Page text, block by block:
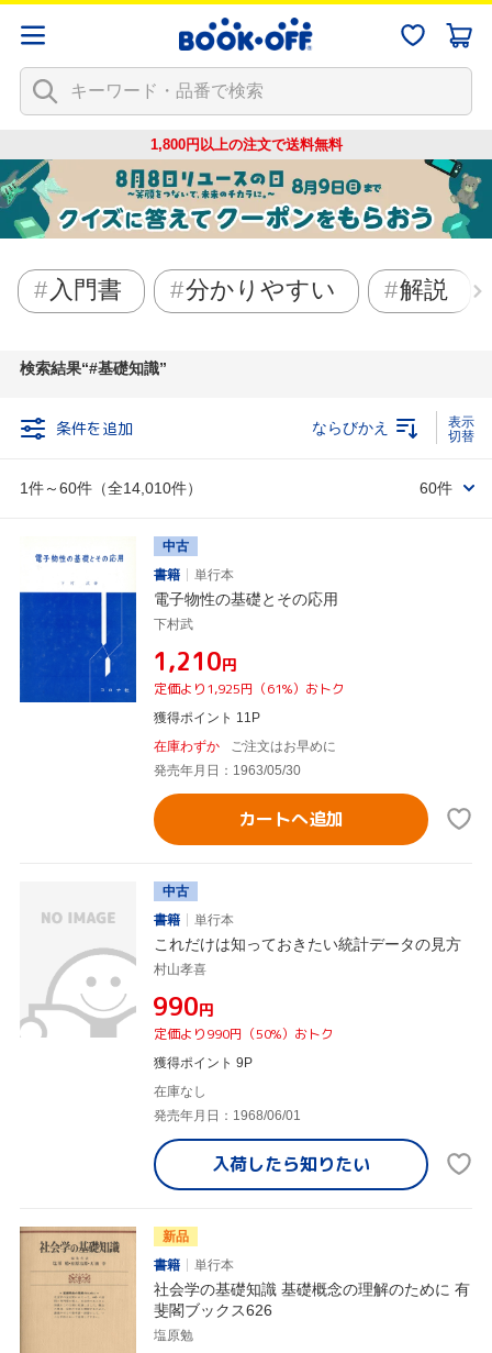
1,800円以上の注文で送料無料
入門書 分かりやすい 解説
検索結果 #基礎知識
条件を追加
1件～60件（全14,010件）
ならびかえ
60件
中古
書籍
単行本
電子物性の基礎とその応用
下村武
¥1,210円
定価より1,925円（61%）おトク
獲得ポイント 11P
在庫わずか
ご注文はお早めに
発売年月日：1963/05/30
カートへ追加
中古
書籍
単行本
これだけは知っておきたい統計データの見方
村山孝喜
¥990円
定価より990円（50%）おトク
獲得ポイント 9P
在庫なし
発売年月日：1968/06/01
入荷したら知りたい
新品
書籍
単行本
社会学の基礎知識 基礎概念の理解のために 有
斐閣ブックス626
塩原勉